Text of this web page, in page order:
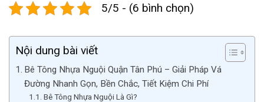
5/5 - (6 bình chọn)
Nội dung bài viết
Bê Tông Nhựa Nguội Quận Tân Phú – Giải Pháp Vá
Đường Nhanh Gọn, Bền Chắc, Tiết Kiệm Chi Phí
Bê Tông Nhựa Nguội Là Gì?